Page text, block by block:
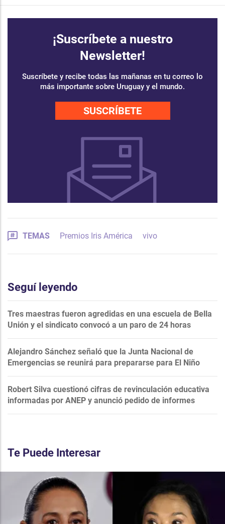
¡Suscríbete a nuestro
Newsletter!
Suscríbete y recibe todas las mañanas en tu correo lo
más importante sobre Uruguay y el mundo.
SUSCRÍBETE
TEMAS Premios Iris América vivo
Seguí leyendo
Tres maestras fueron agredidas en una escuela de Bella
Unión y el sindicato convocó a un paro de 24 horas
Alejandro Sánchez señaló que la Junta Nacional de
Emergencias se reunirá para prepararse para El Niño
Robert Silva cuestionó cifras de revinculación educativa
informadas por ANEP y anunció pedido de informes
Te Puede Interesar